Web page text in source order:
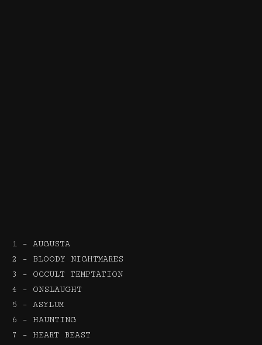
1 – AUGUSTA
2 – BLOODY NIGHTMARES
3 – OCCULT TEMPTATION
4 – ONSLAUGHT
5 – ASYLUM
6 – HAUNTING
7 – HEART BEAST